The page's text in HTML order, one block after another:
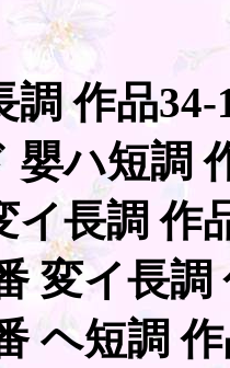
調 作品
嬰ハ短調
イ長調 作
変イ長調
ヘ短調